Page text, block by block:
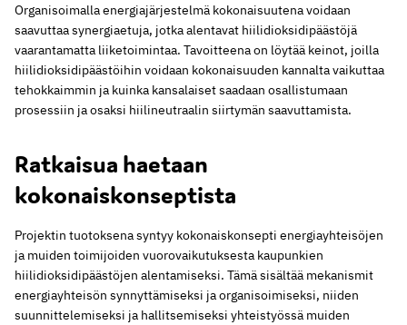
Organisoimalla energiajärjestelmä kokonaisuutena voidaan
saavuttaa synergiaetuja, jotka alentavat hiilidioksidipäästöjä
vaarantamatta liiketoimintaa. Tavoitteena on löytää keinot, joilla
hiilidioksidipäästöihin voidaan kokonaisuuden kannalta vaikuttaa
tehokkaimmin ja kuinka kansalaiset saadaan osallistumaan
prosessiin ja osaksi hiilineutraalin siirtymän saavuttamista.
Ratkaisua haetaan
kokonaiskonseptista
Projektin tuotoksena syntyy kokonaiskonsepti energiayhteisöjen
ja muiden toimijoiden vuorovaikutuksesta kaupunkien
hiilidioksidipäästöjen alentamiseksi. Tämä sisältää mekanismit
energiayhteisön synnyttämiseksi ja organisoimiseksi, niiden
suunnittelemiseksi ja hallitsemiseksi yhteistyössä muiden